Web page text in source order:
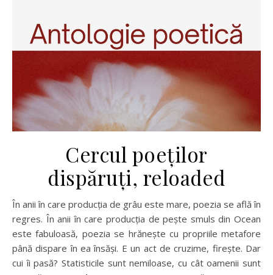
Cercul poeților
dispăruți, reloaded
În anii în care producția de grâu este mare, poezia se află în
regres. În anii în care producția de pește smuls din Ocean
este fabuloasă, poezia se hrănește cu propriile metafore
până dispare în ea însăși. E un act de cruzime, firește. Dar
cui îi pasă? Statisticile sunt nemiloase, cu cât oamenii sunt